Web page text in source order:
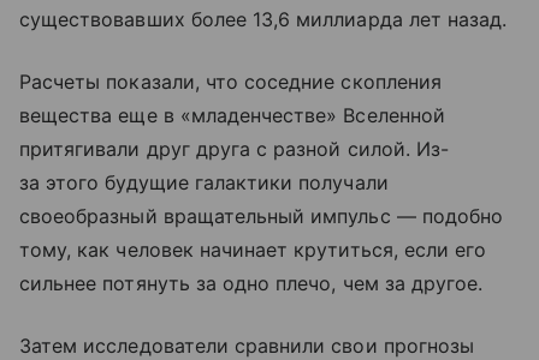
существовавших более 13,6 миллиарда лет назад.
Расчеты показали, что соседние скопления
вещества еще в «младенчестве» Вселенной
притягивали друг друга с разной силой. Из-
за этого будущие галактики получали
своеобразный вращательный импульс — подобно
тому, как человек начинает крутиться, если его
сильнее потянуть за одно плечо, чем за другое.
Затем исследователи сравнили свои прогнозы